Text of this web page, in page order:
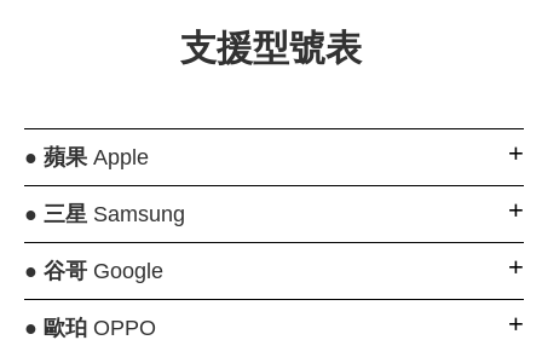
支援型號表
● 蘋果Apple
● 三星Samsung
● 谷哥Google
● 歐珀OPPO